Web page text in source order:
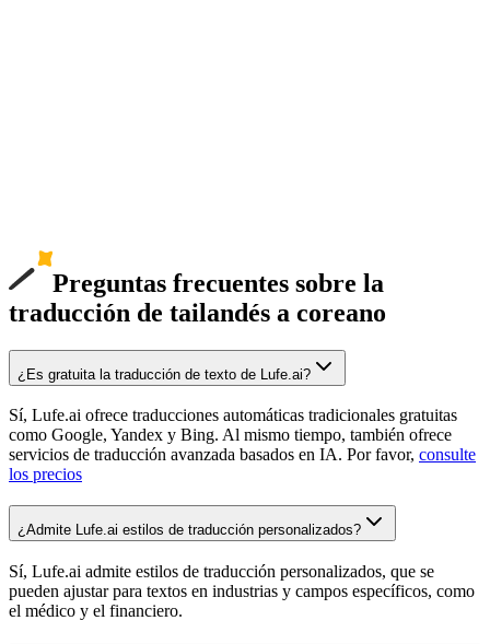
Preguntas frecuentes sobre la
traducción de tailandés a coreano
¿Es gratuita la traducción de texto de Lufe.ai?
Sí, Lufe.ai ofrece traducciones automáticas tradicionales gratuitas
como Google, Yandex y Bing. Al mismo tiempo, también ofrece
servicios de traducción avanzada basados en IA. Por favor, consulte
los precios
¿Admite Lufe.ai estilos de traducción personalizados?
Sí, Lufe.ai admite estilos de traducción personalizados, que se
pueden ajustar para textos en industrias y campos específicos, como
el médico y el financiero.